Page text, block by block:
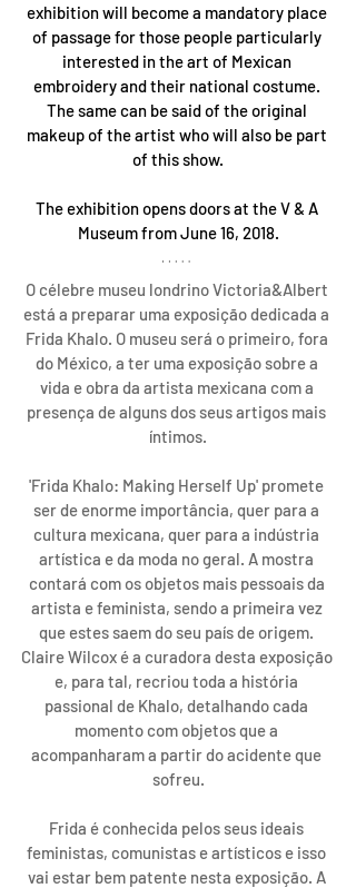
exhibition will become a mandatory place
of passage for those people particularly
interested in the art of Mexican
embroidery and their national costume.
The same can be said of the original
makeup of the artist who will also be part
of this show.
The exhibition opens doors at the V & A
Museum from June 16, 2018.
O célebre museu londrino Victoria&Albert
está a preparar uma exposição dedicada a
Frida Khalo. O museu será o primeiro, fora
do México, a ter uma exposição sobre a
vida e obra da artista mexicana com a
presença de alguns dos seus artigos mais
íntimos.
'Frida Khalo: Making Herself Up' promete
ser de enorme importância, quer para a
cultura mexicana, quer para a indústria
artística e da moda no geral. A mostra
contará com os objetos mais pessoais da
artista e feminista, sendo a primeira vez
que estes saem do seu país de origem.
Claire Wilcox é a curadora desta exposição
e, para tal, recriou toda a história
passional de Khalo, detalhando cada
momento com objetos que a
acompanharam a partir do acidente que
sofreu.
Frida é conhecida pelos seus ideais
feministas, comunistas e artísticos e isso
vai estar bem patente nesta exposição. A